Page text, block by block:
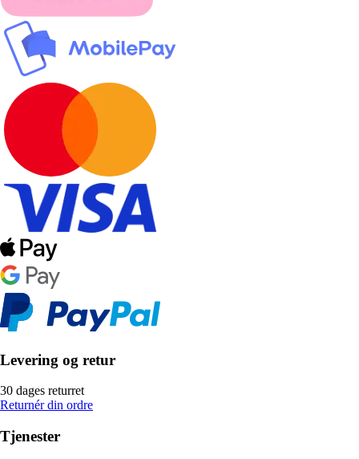
Levering og retur
30 dages returret
Returnér din ordre
Tjenester